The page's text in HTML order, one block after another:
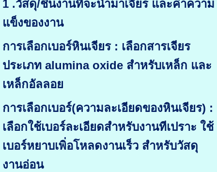
1 .วัสดุ/ชิ้นงานที่จะนำมาเจียร และค่าความ
แข็งของงาน
การเลือกเบอร์หินเจียร : เลือกสารเจียร
ประเภท alumina oxide สำหรับเหล็ก และ
เหล็กอัลลอย
การเลือกเบอร์(ความละเอียดของหินเจียร) :
เลือกใช้เบอร์ละเอียดสำหรับงานทีเปราะ ใช้
เบอร์หยาบเพิ่อโหลดงานเร็ว สำหรับวัสดุ
งานอ่อน